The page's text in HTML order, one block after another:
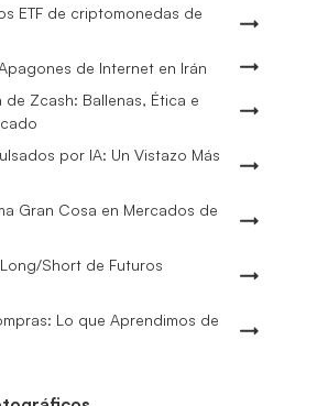
ETF de criptomonedas de
de Internet en Irán
Zcash: Ballenas, Ética e
por IA: Un Vistazo Más
Gran Cosa en Mercados de
Short de Futuros
Lo que Aprendimos de